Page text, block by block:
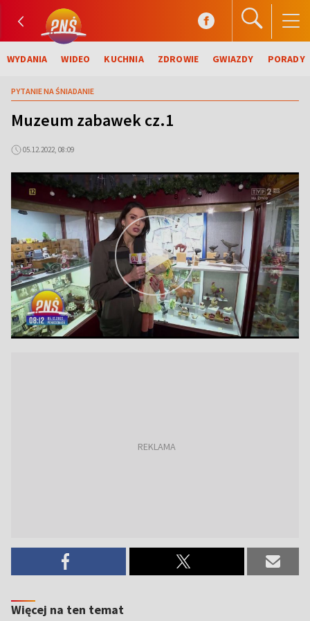
WYDANIA WIDEO KUCHNIA ZDROWIE GWIAZDY PORADY
PYTANIE NA ŚNIADANIE
Muzeum zabawek cz.1
05.12.2022, 08:09
Więcej na ten temat